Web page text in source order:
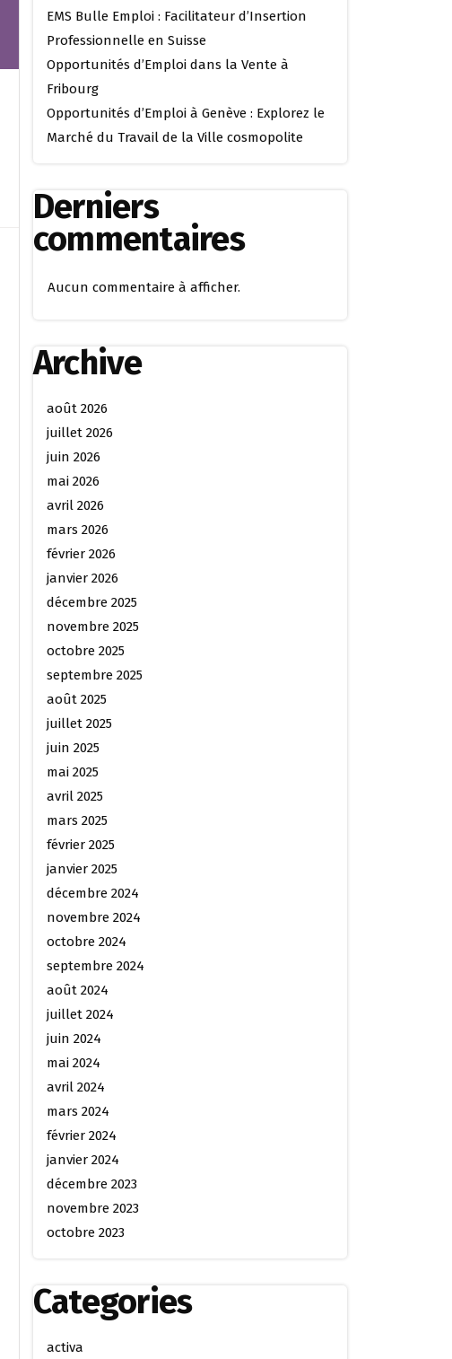
EMS Bulle Emploi : Facilitateur d’Insertion
Professionnelle en Suisse
Opportunités d’Emploi dans la Vente à
Fribourg
Opportunités d’Emploi à Genève : Explorez le
Marché du Travail de la Ville cosmopolite
Derniers
commentaires
Aucun commentaire à afficher.
Archive
août 2026
juillet 2026
juin 2026
mai 2026
avril 2026
mars 2026
février 2026
janvier 2026
décembre 2025
novembre 2025
octobre 2025
septembre 2025
août 2025
juillet 2025
juin 2025
mai 2025
avril 2025
mars 2025
février 2025
janvier 2025
décembre 2024
novembre 2024
octobre 2024
septembre 2024
août 2024
juillet 2024
juin 2024
mai 2024
avril 2024
mars 2024
février 2024
janvier 2024
décembre 2023
novembre 2023
octobre 2023
Categories
activa